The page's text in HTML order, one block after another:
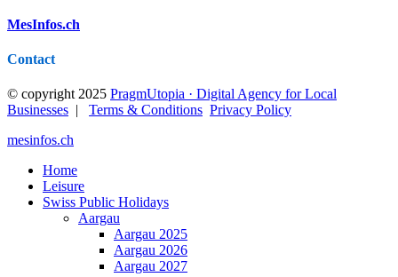
MesInfos.ch
Contact
© copyright 2025 PragmUtopia · Digital Agency for Local
Businesses | Terms & Conditions Privacy Policy
mesinfos.ch
Home
Leisure
Swiss Public Holidays
Aargau
Aargau 2025
Aargau 2026
Aargau 2027